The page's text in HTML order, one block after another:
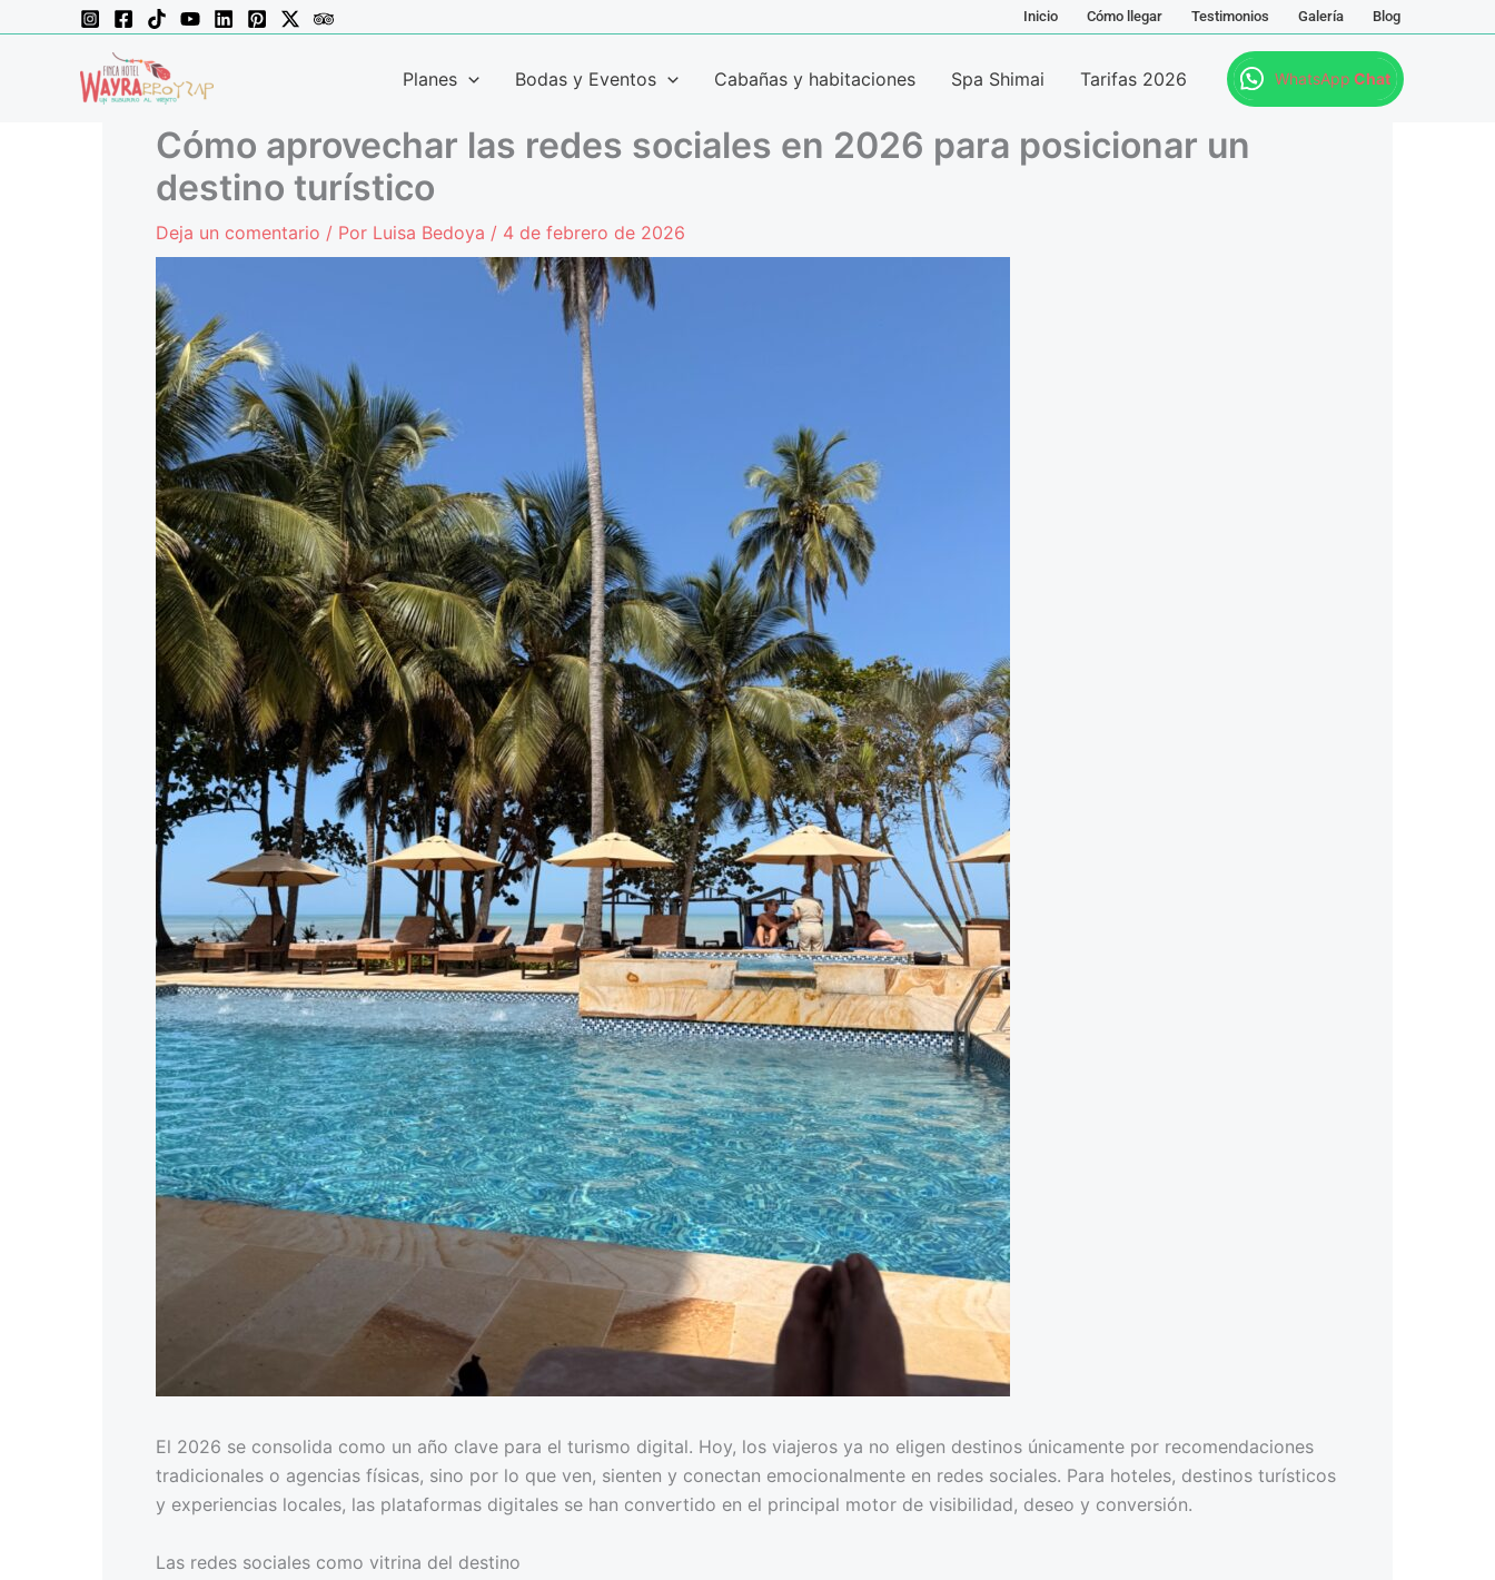
contenido
Inicio Cómo llegar Testimonios Galería Blog
Planes Bodas y Eventos Cabañas y habitaciones Spa Shimai Tarifas 2026 WhatsApp Chat
Cómo aprovechar las redes sociales en 2026 para posicionar un
destino turístico
Deja un comentario / Por Luisa Bedoya / 4 de febrero de 2026
El 2026 se consolida como un año clave para el turismo digital. Hoy, los viajeros ya no eligen destinos únicamente por recomendaciones
tradicionales o agencias físicas, sino por lo que ven, sienten y conectan emocionalmente en redes sociales. Para hoteles, destinos turísticos
y experiencias locales, las plataformas digitales se han convertido en el principal motor de visibilidad, deseo y conversión.
Las redes sociales como vitrina del destino